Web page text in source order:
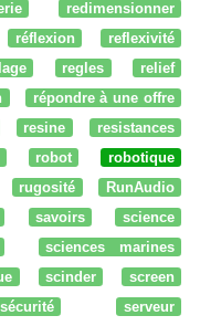
redimensionner
réflexion
reflexivité
regles
relief
répondre à une offre
resine
resistances
robot
robotique
rugosité
RunAudio
savoirs
science
sciences marines
scinder
screen
sécurité
serveur